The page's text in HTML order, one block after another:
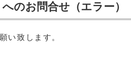
のお問合せ（エラー）
い致します。